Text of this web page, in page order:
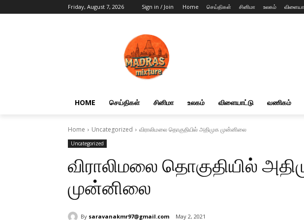
Friday, August 7, 2026 Sign in / Join Home செய்திகள் சினிமா உலகம்
HOME செய்திகள் சினிமா உலகம் விளையாட்டு வணிகம்
Home Uncategorized விராலிமலை தொகுதியில் அதிமுக முன்னிலை
Uncategorized
விராலிமலை தொகுதியில்
முன்னிலை
By saravanakmr97@gmail.com May 2, 2021